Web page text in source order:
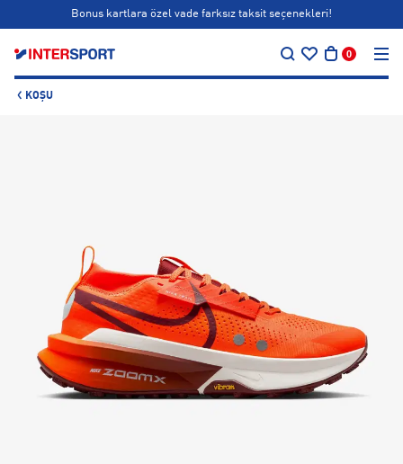
Bonus kartlara özel vade farksız taksit seçenekleri!
0
KOŞU